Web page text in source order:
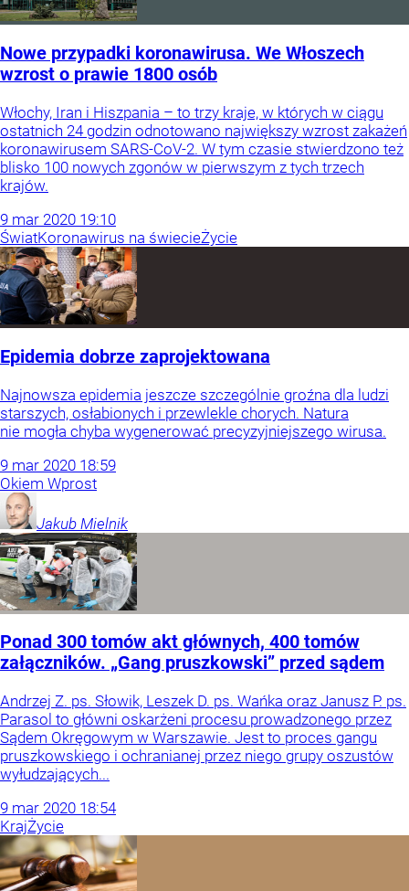
Nowe przypadki koronawirusa. We Włoszech
wzrost o prawie 1800 osób
Włochy, Iran i Hiszpania – to trzy kraje, w których w ciągu
ostatnich 24 godzin odnotowano największy wzrost zakażeń
koronawirusem SARS-CoV-2. W tym czasie stwierdzono też
blisko 100 nowych zgonów w pierwszym z tych trzech
krajów.
9 mar 2020 19:10
ŚwiatKoronawirus na świecieŻycie
Epidemia dobrze zaprojektowana
Najnowsza epidemia jeszcze szczególnie groźna dla ludzi
starszych, osłabionych i przewlekle chorych. Natura
nie mogła chyba wygenerować precyzyjniejszego wirusa.
9 mar 2020 18:59
Okiem Wprost
Jakub Mielnik
Ponad 300 tomów akt głównych, 400 tomów
załączników. „Gang pruszkowski” przed sądem
Andrzej Z. ps. Słowik, Leszek D. ps. Wańka oraz Janusz P. ps.
Parasol to główni oskarżeni procesu prowadzonego przez
Sądem Okręgowym w Warszawie. Jest to proces gangu
pruszkowskiego i ochranianej przez niego grupy oszustów
wyłudzających...
9 mar 2020 18:54
KrajŻycie